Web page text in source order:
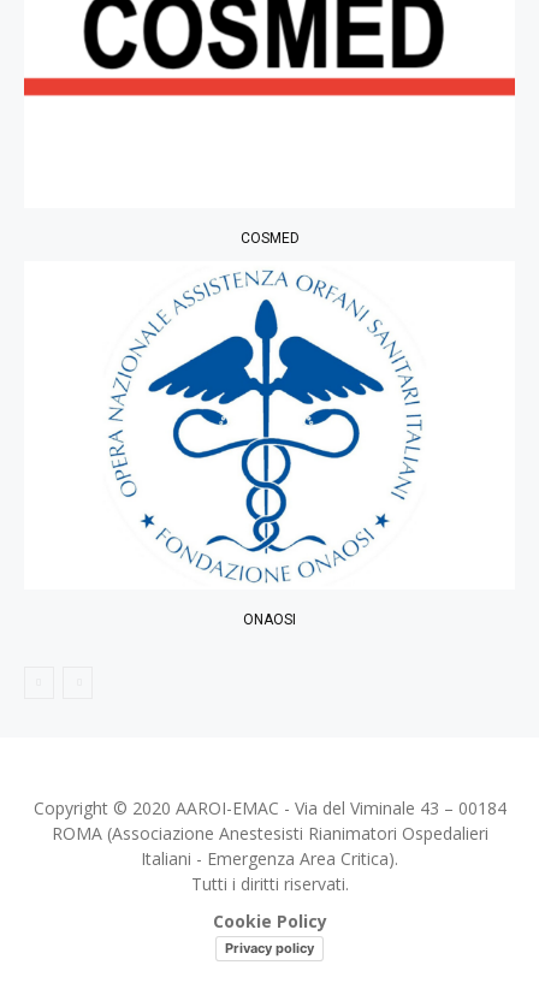
COSMED
ONAOSI
Copyright © 2020 AAROI-EMAC - Via del Viminale 43 – 00184
ROMA (Associazione Anestesisti Rianimatori Ospedalieri
Italiani - Emergenza Area Critica).
Tutti i diritti riservati.
Cookie Policy
Privacy policy